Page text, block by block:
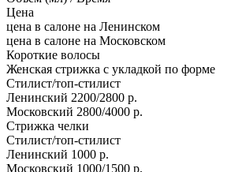
Цена
цена в салоне на Ленинском
цена в салоне на Московском
Короткие волосы
Женская стрижка с укладкой по форме
Стилист/топ-стилист
Ленинский 2200/2800 р.
Московский 2800/4000 р.
Стрижка челки
Стилист/топ-стилист
Ленинский 1000 р.
Московский 1000/1500 р.